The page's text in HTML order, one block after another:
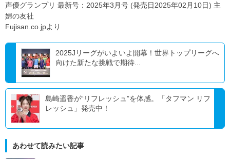
声優グランプリ 最新号：2025年3月号 (発売日2025年02月10日) 主
婦の友社
Fujisan.co.jpより
2025Jリーグがいよいよ開幕！世界トップリーグへ
向けた新たな挑戦で期待...
島崎遥香が“リフレッシュ”を体感。「タフマン リフ
レッシュ」発売中！
あわせて読みたい記事